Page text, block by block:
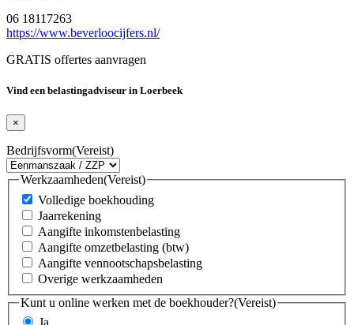
06 18117263
https://www.beverloocijfers.nl/
GRATIS offertes aanvragen
Vind een belastingadviseur in Loerbeek
×
Bedrijfsvorm(Vereist)
Werkzaamheden(Vereist)
Volledige boekhouding
Jaarrekening
Aangifte inkomstenbelasting
Aangifte omzetbelasting (btw)
Aangifte vennootschapsbelasting
Overige werkzaamheden
Kunt u online werken met de boekhouder?(Vereist)